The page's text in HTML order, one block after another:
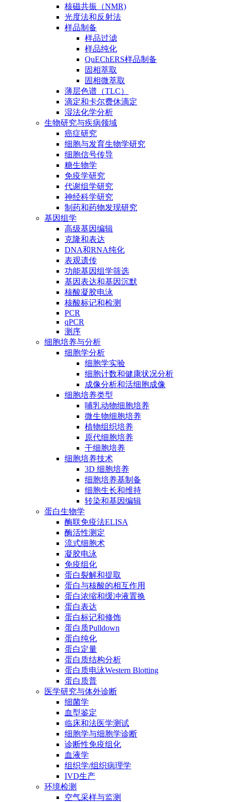
核磁共振（NMR)
光度法和反射法
样品制备
样品过滤
样品纯化
QuEChERS样品制备
固相萃取
固相微萃取
薄层色谱（TLC）
滴定和卡尔费休滴定
湿法化学分析
生物研究与疾病领域
癌症研究
细胞与发育生物学研究
细胞信号传导
糖生物学
免疫学研究
代谢组学研究
神经科学研究
制药和药物发现研究
基因组学
高级基因编辑
克隆和表达
DNA和RNA纯化
表观遗传
功能基因组学筛选
基因表达和基因沉默
核酸凝胶电泳
核酸标记和检测
PCR
qPCR
测序
细胞培养与分析
细胞学分析
细胞学实验
细胞计数和健康状况分析
成像分析和活细胞成像
细胞培养类型
哺乳动物细胞培养
微生物细胞培养
植物组织培养
原代细胞培养
干细胞培养
细胞培养技术
3D 细胞培养
细胞培养基制备
细胞生长和维持
转染和基因编辑
蛋白生物学
酶联免疫法ELISA
酶活性测定
流式细胞术
凝胶电泳
免疫组化
蛋白裂解和提取
蛋白与核酸的相互作用
蛋白浓缩和缓冲液置换
蛋白表达
蛋白标记和修饰
蛋白质Pulldown
蛋白纯化
蛋白定量
蛋白质结构分析
蛋白质电泳Western Blotting
蛋白质普
医学研究与体外诊断
细菌学
血型鉴定
临床和法医学测试
细胞学与细胞学诊断
诊断性免疫组化
血液学
组织学/组织病理学
IVD生产
环境检测
空气采样与监测